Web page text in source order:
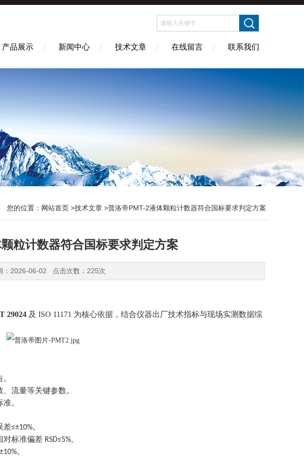
产品展示 新闻中心 技术文章 在线留言 联系我们
您的位置： 网站首页 >技术文章 >普洛帝PMT-2液体颗粒计数器符合国标要求判定方案
粒计数器符合国标要求判定方案
：2026-06-02 点击次数：225次
29024 及 ISO 11171 为核心依据，结合仪器出厂技术指标与现场实测数据综
流量等关键参数。
。
差≤±10%。
对标准偏差 RSD≤5%。
。